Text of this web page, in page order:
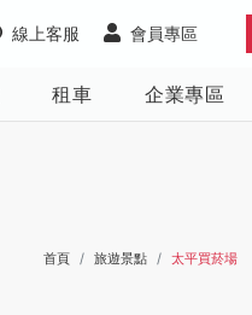
會員專區
線上客服
租車 企業專區
首頁 旅遊景點 太平買菸場